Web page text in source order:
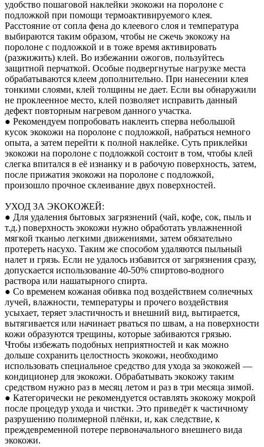
удобство пошаговой наклейки экокожи на поролоне с
подложкой при помощи термоактивируемого клея.
Расстояние от сопла фена до клеевого слоя и температура
выбираются таким образом, чтобы не сжечь экокожу на
поролоне с подложкой и в тоже время активировать
(разжижить) клей. Во избежании ожогов, пользуйтесь
защитной перчаткой. Особые подвергнутые нагрузке места
обрабатываются клеем дополнительно. При нанесении клея
тонкими слоями, клей толщины не дает. Если вы обнаружили
не проклеенное место, клей позволяет исправить данный
дефект повторным нагревом данного участка.
● Рекомендуем попробовать наклеить сперва небольшой
кусок экокожи на поролоне с подложкой, набраться немного
опыта, а затем перейти к полной наклейке. Суть приклейки
экокожи на поролоне с подложкой состоит в том, чтобы клей
слегка впитался в её изнанку и в рабочую поверхность, затем,
после прижатия экокожи на поролоне с подложкой,
произошло прочное склеивание двух поверхностей.
УХОД ЗА ЭКОКОЖЕЙ:
● Для удаления бытовых загрязнений (чай, кофе, сок, пыль и
т.д.) поверхность экокожи нужно обработать увлажненной
мягкой тканью легкими движениями, затем обязательно
протереть насухо. Таким же способом удаляются пыльный
налет и грязь. Если не удалось избавится от загрязнения сразу,
допускается использование 40-50% спиртово-водного
раствора или нашатырного спирта.
● Со временем кожаная обивка под воздействием солнечных
лучей, влажности, температуры и прочего воздействия
усыхает, теряет эластичность и внешний вид, вытирается,
вытягивается или начинает рваться по швам, а на поверхности
кожи образуются трещины, которые забиваются грязью.
Чтобы избежать подобных неприятностей и как можно
дольше сохранить целостность экокожи, необходимо
использовать специальное средство для ухода за экокожей —
кондиционер для экокожи. Обрабатывать экокожу таким
средством нужно раз в месяц летом и раз в три месяца зимой.
● Категорически не рекомендуется оставлять экокожу мокрой
после процедур ухода и чистки. Это приведёт к частичному
разрушению полимерной плёнки, и, как следствие, к
преждевременной потере первоначального внешнего вида
экокожи.